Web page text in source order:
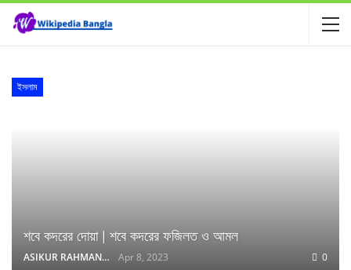
ইসলাম
শবে কদরের দোয়া | শবে কদরের ফজিলত ও আমল
ASIKUR RAHMAN NAIM Apr 8, 2023 0